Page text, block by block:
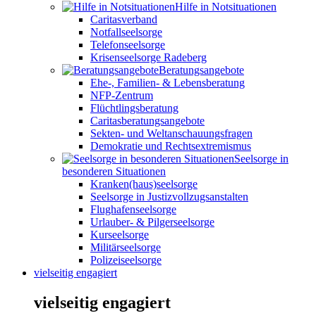
Hilfe in Notsituationen
Caritasverband
Notfallseelsorge
Telefonseelsorge
Krisenseelsorge Radeberg
Beratungsangebote
Ehe-, Familien- & Lebensberatung
NFP-Zentrum
Flüchtlingsberatung
Caritasberatungsangebote
Sekten- und Weltanschauungsfragen
Demokratie und Rechtsextremismus
Seelsorge in
besonderen Situationen
Kranken(haus)seelsorge
Seelsorge in Justizvollzugsanstalten
Flughafenseelsorge
Urlauber- & Pilgerseelsorge
Kurseelsorge
Militärseelsorge
Polizeiseelsorge
vielseitig engagiert
vielseitig engagiert